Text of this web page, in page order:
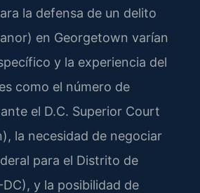
la defensa de un delito
en Georgetown varían
y la experiencia del
como el número de
el D.C. Superior Court
la necesidad de negociar
para el Distrito de
y la posibilidad de